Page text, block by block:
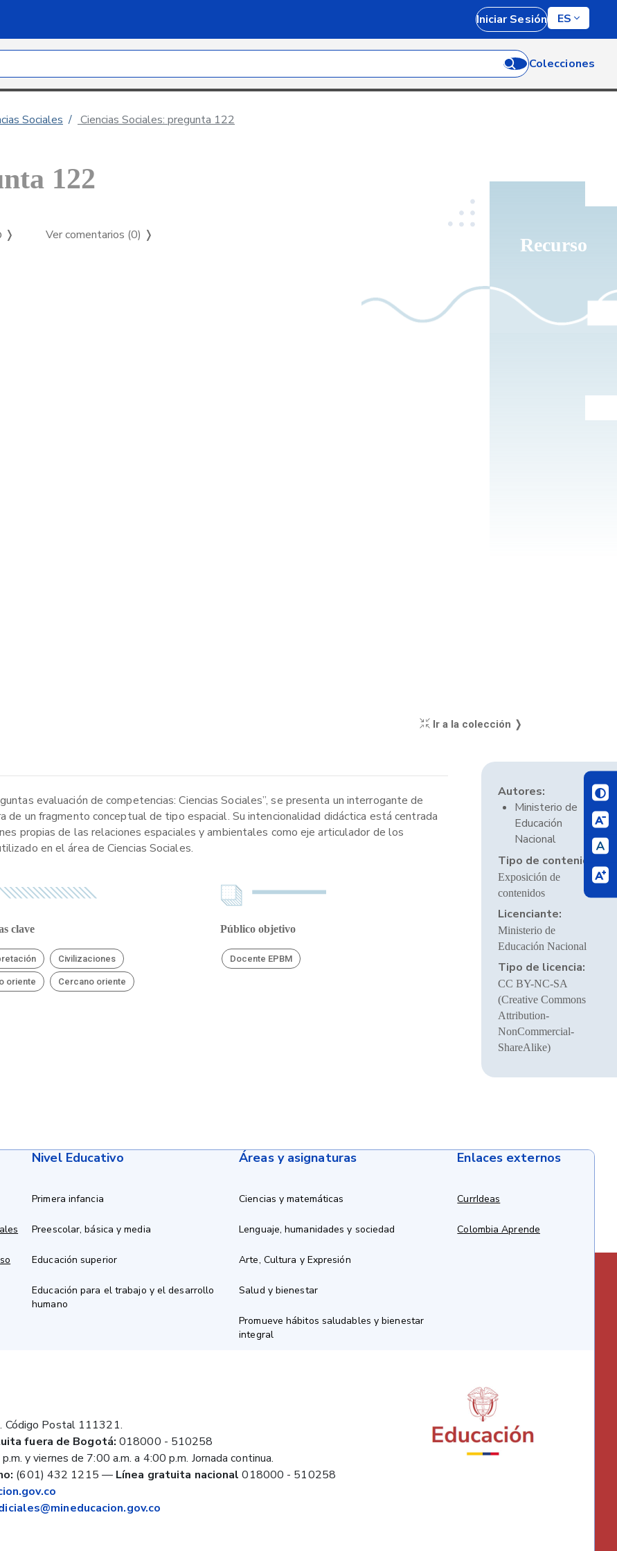
Iniciar Sesión ES
Colecciones
Sociales Ciencias Sociales: pregunta 122
Recurso
122
❭ Ver comentarios (0) ❭
Ir a la colección ❭
evaluación de competencias: Ciencias Sociales”, se presenta un interrogante de
un fragmento conceptual de tipo espacial. Su intencionalidad didáctica está centrada
propias de las relaciones espaciales y ambientales como eje articulador de los
en el área de Ciencias Sociales.
clave
Civilizaciones
oriente Cercano oriente
Público objetivo
Docente EPBM
Autores:
Ministerio de
Educación
Nacional
Tipo de contenido:
Exposición de
contenidos
Licenciante:
Ministerio de
Educación Nacional
Tipo de licencia:
CC BY-NC-SA
(Creative Commons
Attribution-
NonCommercial-
ShareAlike)
Nivel Educativo
Primera infancia
Preescolar, básica y media
Educación superior
Educación para el trabajo y el desarrollo
humano
Áreas y asignaturas
Ciencias y matemáticas
Lenguaje, humanidades y sociedad
Arte, Cultura y Expresión
Salud y bienestar
Promueve hábitos saludables y bienestar
integral
Enlaces externos
CurrIdeas
Colombia Aprende
Código Postal 111321.
fuera de Bogotá: 018000 - 510258
y viernes de 7:00 a.m. a 4:00 p.m. Jornada continua.
(601) 432 1215 — Línea gratuita nacional 018000 - 510258